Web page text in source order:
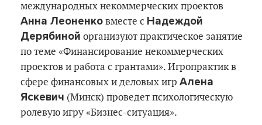
международных некоммерческих проектов
Анна Леоненко вместе с Надеждой
Дерябиной организуют практическое занятие
по теме «Финансирование некоммерческих
проектов и работа с грантами». Игропрактик в
сфере финансовых и деловых игр Алена
Яскевич (Минск) проведет психологическую
ролевую игру «Бизнес-ситуация».